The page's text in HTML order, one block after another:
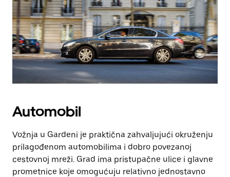
Automobil
Vožnja u Gardeni je praktična zahvaljujući okruženju
prilagođenom automobilima i dobro povezanoj
cestovnoj mreži. Grad ima pristupačne ulice i glavne
prometnice koje omogućuju relativno jednostavno